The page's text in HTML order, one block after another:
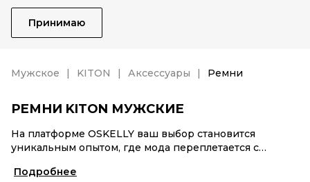
Принимаю
Мужское KITON Аксессуары Ремни
РЕМНИ KITON МУЖСКИЕ
На платформе OSKELLY ваш выбор становится
уникальным опытом, где мода переплетается с
аутентификация каждого заказа – Ремни KITON
Подробнее